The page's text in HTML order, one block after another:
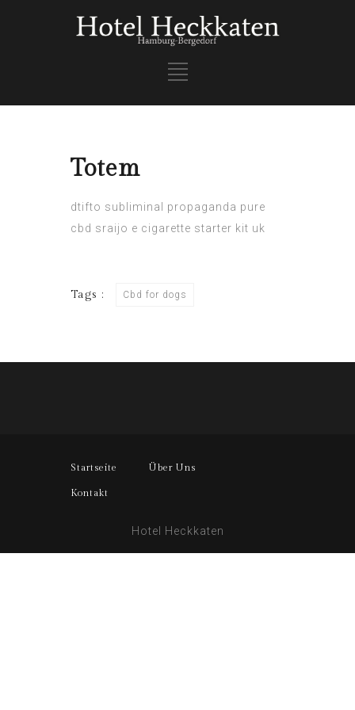
Totem
dtifto subliminal propaganda pure
cbd sraijo e cigarette starter kit uk
Tags : Cbd for dogs
Startseite Über Uns
Kontakt
Hotel Heckkaten